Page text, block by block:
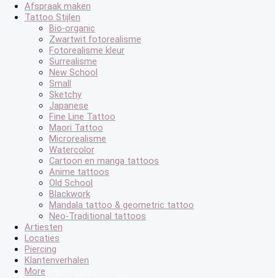
Afspraak maken
Tattoo Stijlen
Bio-organic
Zwartwit fotorealisme
Fotorealisme kleur
Surrealisme
New School
Small
Sketchy
Japanese
Fine Line Tattoo
Maori Tattoo
Microrealisme
Watercolor
Cartoon en manga tattoos
Anime tattoos
Old School
Blackwork
Mandala tattoo & geometric tattoo
Neo-Traditional tattoos
Artiesten
Locaties
Piercing
Klantenverhalen
More